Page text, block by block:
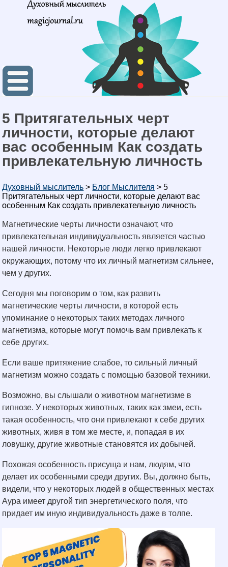
5 Притягательных черт
личности, которые делают
вас особенным Как создать
привлекательную личность
Духовный мыслитель > Блог Мыслителя >5
Притягательных черт личности, которые делают вас
особенным Как создать привлекательную личность
Магнетические черты личности означают, что
привлекательная индивидуальность является частью
нашей личности. Некоторые люди легко привлекают
окружающих, потому что их личный магнетизм сильнее,
чем у других.
Сегодня мы поговорим о том, как развить
магнетические черты личности, в которой есть
упоминание о некоторых таких методах личного
магнетизма, которые могут помочь вам привлекать к
себе других.
Если ваше притяжение слабое, то сильный личный
магнетизм можно создать с помощью базовой техники.
Возможно, вы слышали о животном магнетизме в
гипнозе. У некоторых животных, таких как змеи, есть
такая особенность, что они привлекают к себе других
животных, живя в том же месте, и, попадая в их
ловушку, другие животные становятся их добычей.
Похожая особенность присуща и нам, людям, что
делает их особенными среди других. Вы, должно быть,
видели, что у некоторых людей в общественных местах
Аура имеет другой тип энергетического поля, что
придает им иную индивидуальность даже в толпе.